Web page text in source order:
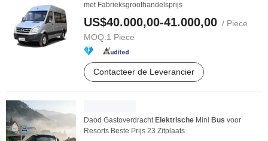
met Fabrieksgroothandelsprijs
US$40.000,00-41.000,00 / Piece
MOQ:1 Piece
Contacteer de Leverancier
Daod Gastoverdracht Elektrische Mini Bus voor
Resorts Beste Prijs 23 Zitplaats